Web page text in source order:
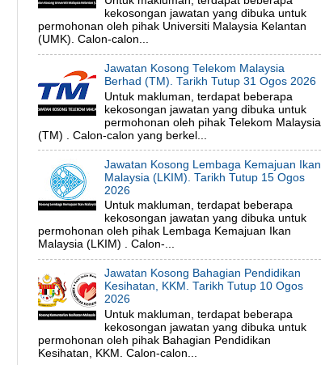
kekosongan jawatan yang dibuka untuk
permohonan oleh pihak Universiti Malaysia Kelantan
(UMK). Calon-calon...
Jawatan Kosong Telekom Malaysia
Berhad (TM). Tarikh Tutup 31 Ogos 2026
Untuk makluman, terdapat beberapa
kekosongan jawatan yang dibuka untuk
permohonan oleh pihak Telekom Malaysia
(TM) . Calon-calon yang berkel...
Jawatan Kosong Lembaga Kemajuan Ikan
Malaysia (LKIM). Tarikh Tutup 15 Ogos
2026
Untuk makluman, terdapat beberapa
kekosongan jawatan yang dibuka untuk
permohonan oleh pihak Lembaga Kemajuan Ikan
Malaysia (LKIM) . Calon-...
Jawatan Kosong Bahagian Pendidikan
Kesihatan, KKM. Tarikh Tutup 10 Ogos
2026
Untuk makluman, terdapat beberapa
kekosongan jawatan yang dibuka untuk
permohonan oleh pihak Bahagian Pendidikan
Kesihatan, KKM. Calon-calon...